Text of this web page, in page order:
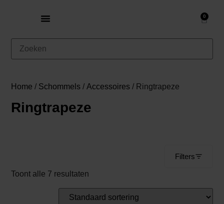
0
Home / Schommels /Accessoires / Ringtrapeze
Ringtrapeze
Filters
Toont alle 7 resultaten